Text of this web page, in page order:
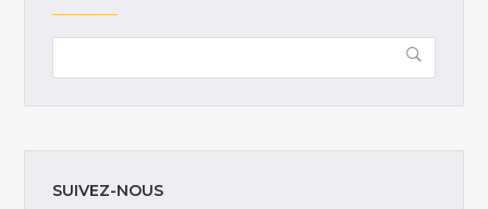
SUIVEZ-NOUS